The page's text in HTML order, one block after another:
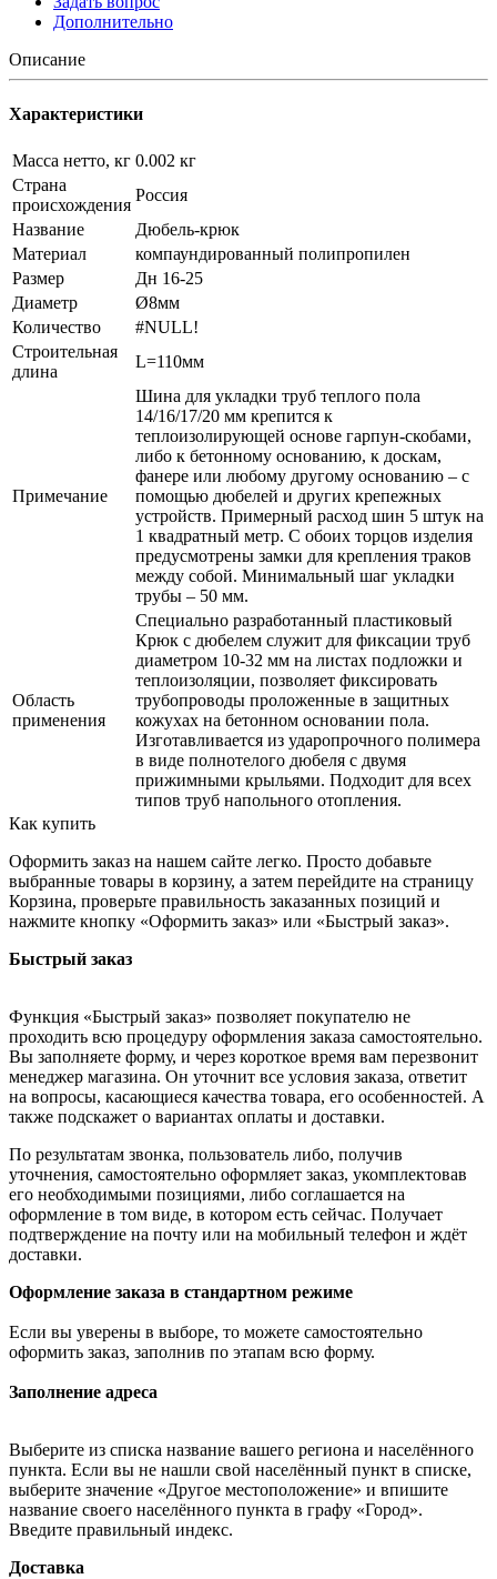
Дополнительно
Описание
Характеристики
Масса нетто, кг 0.002 кг
Страна
происхождения
Россия
Название
Дюбель-крюк
Материал
компаундированный полипропилен
Размер
Дн 16-25
Диаметр
Ø8мм
Количество
#NULL!
Строительная
длина
L=110мм
Примечание
Шина для укладки труб теплого пола
14/16/17/20 мм крепится к
теплоизолирующей основе гарпун-скобами,
либо к бетонному основанию, к доскам,
фанере или любому другому основанию – с
помощью дюбелей и других крепежных
устройств. Примерный расход шин 5 штук на
1 квадратный метр. С обоих торцов изделия
предусмотрены замки для крепления траков
между собой. Минимальный шаг укладки
трубы – 50 мм.
Область
применения
Специально разработанный пластиковый
Крюк с дюбелем служит для фиксации труб
диаметром 10-32 мм на листах подложки и
теплоизоляции, позволяет фиксировать
трубопроводы проложенные в защитных
кожухах на бетонном основании пола.
Изготавливается из ударопрочного полимера
в виде полнотелого дюбеля с двумя
прижимными крыльями. Подходит для всех
типов труб напольного отопления.
Как купить
Оформить заказ на нашем сайте легко. Просто добавьте
выбранные товары в корзину, а затем перейдите на страницу
Корзина, проверьте правильность заказанных позиций и
нажмите кнопку «Оформить заказ» или «Быстрый заказ».
Быстрый заказ
Функция «Быстрый заказ» позволяет покупателю не
проходить всю процедуру оформления заказа самостоятельно.
Вы заполняете форму, и через короткое время вам перезвонит
менеджер магазина. Он уточнит все условия заказа, ответит
на вопросы, касающиеся качества товара, его особенностей. А
также подскажет о вариантах оплаты и доставки.
По результатам звонка, пользователь либо, получив
уточнения, самостоятельно оформляет заказ, укомплектовав
его необходимыми позициями, либо соглашается на
оформление в том виде, в котором есть сейчас. Получает
подтверждение на почту или на мобильный телефон и ждёт
доставки.
Оформление заказа в стандартном режиме
Если вы уверены в выборе, то можете самостоятельно
оформить заказ, заполнив по этапам всю форму.
Заполнение адреса
Выберите из списка название вашего региона и населённого
пункта. Если вы не нашли свой населённый пункт в списке,
выберите значение «Другое местоположение» и впишите
название своего населённого пункта в графу «Город».
Введите правильный индекс.
Доставка